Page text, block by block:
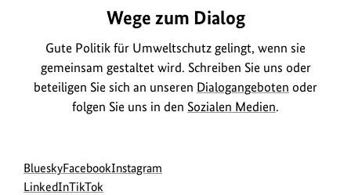
Wege zum Dialog
Gute Politik für Umweltschutz gelingt, wenn sie
gemeinsam gestaltet wird. Schreiben Sie uns oder
beteiligen Sie sich an unseren Dialogangeboten oder
folgen Sie uns in den Sozialen Medien.
Social
Media
Blueskyzur
Bluesky-
Facebookzur
Instagram
LinkedInzur
zur
TikTok